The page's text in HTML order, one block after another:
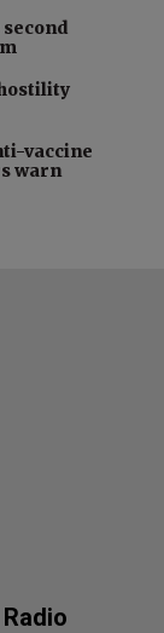
vaccine
warn